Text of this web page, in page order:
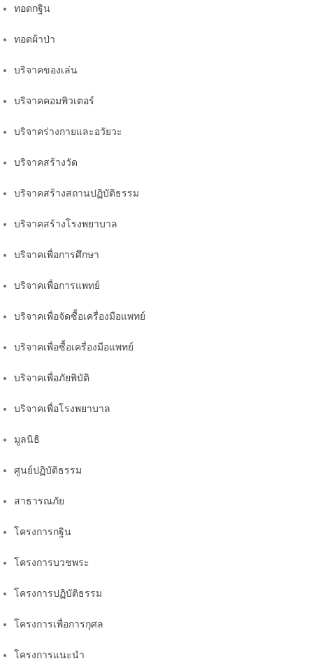
ทอดกฐิน
ทอดผ้าป่า
บริจาคของเล่น
บริจาคคอมพิวเตอร์
บริจาคร่างกายและอวัยวะ
บริจาคสร้างวัด
บริจาคสร้างสถานปฏิบัติธรรม
บริจาคสร้างโรงพยาบาล
บริจาคเพื่อการศึกษา
บริจาคเพื่อการแพทย์
บริจาคเพื่อจัดซื้อเครื่องมือแพทย์
บริจาคเพื่อซื้อเครื่องมือแพทย์
บริจาคเพื่อภัยพิบัติ
บริจาคเพื่อโรงพยาบาล
มูลนิธิ
ศูนย์ปฏิบัติธรรม
สาธารณภัย
โครงการกฐิน
โครงการบวชพระ
โครงการปฏิบัติธรรม
โครงการเพื่อการกุศล
โครงการแนะนำ